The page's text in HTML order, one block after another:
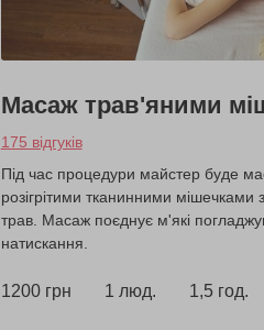
Масаж трав'яними
175 відгуків
Під час процедури майстер буде
розігрітими тканинними мішечками
трав. Масаж поєднує м'які
натискання.
1200 грн 1 люд. 1,5 год.